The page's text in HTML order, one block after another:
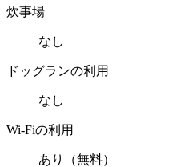
炊事場
なし
ドッグランの利用
なし
Wi-Fiの利用
あり（無料）